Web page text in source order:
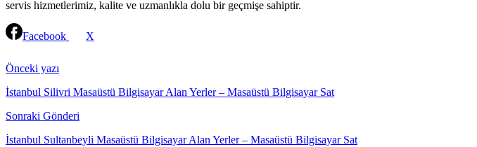
servis hizmetlerimiz, kalite ve uzmanlıkla dolu bir geçmişe sahiptir.
Facebook X
Reading
Önceki yazı
İstanbul Silivri Masaüstü Bilgisayar Alan Yerler – Masaüstü Bilgisayar Sat
Sonraki Gönderi
İstanbul Sultanbeyli Masaüstü Bilgisayar Alan Yerler – Masaüstü Bilgisayar Sat